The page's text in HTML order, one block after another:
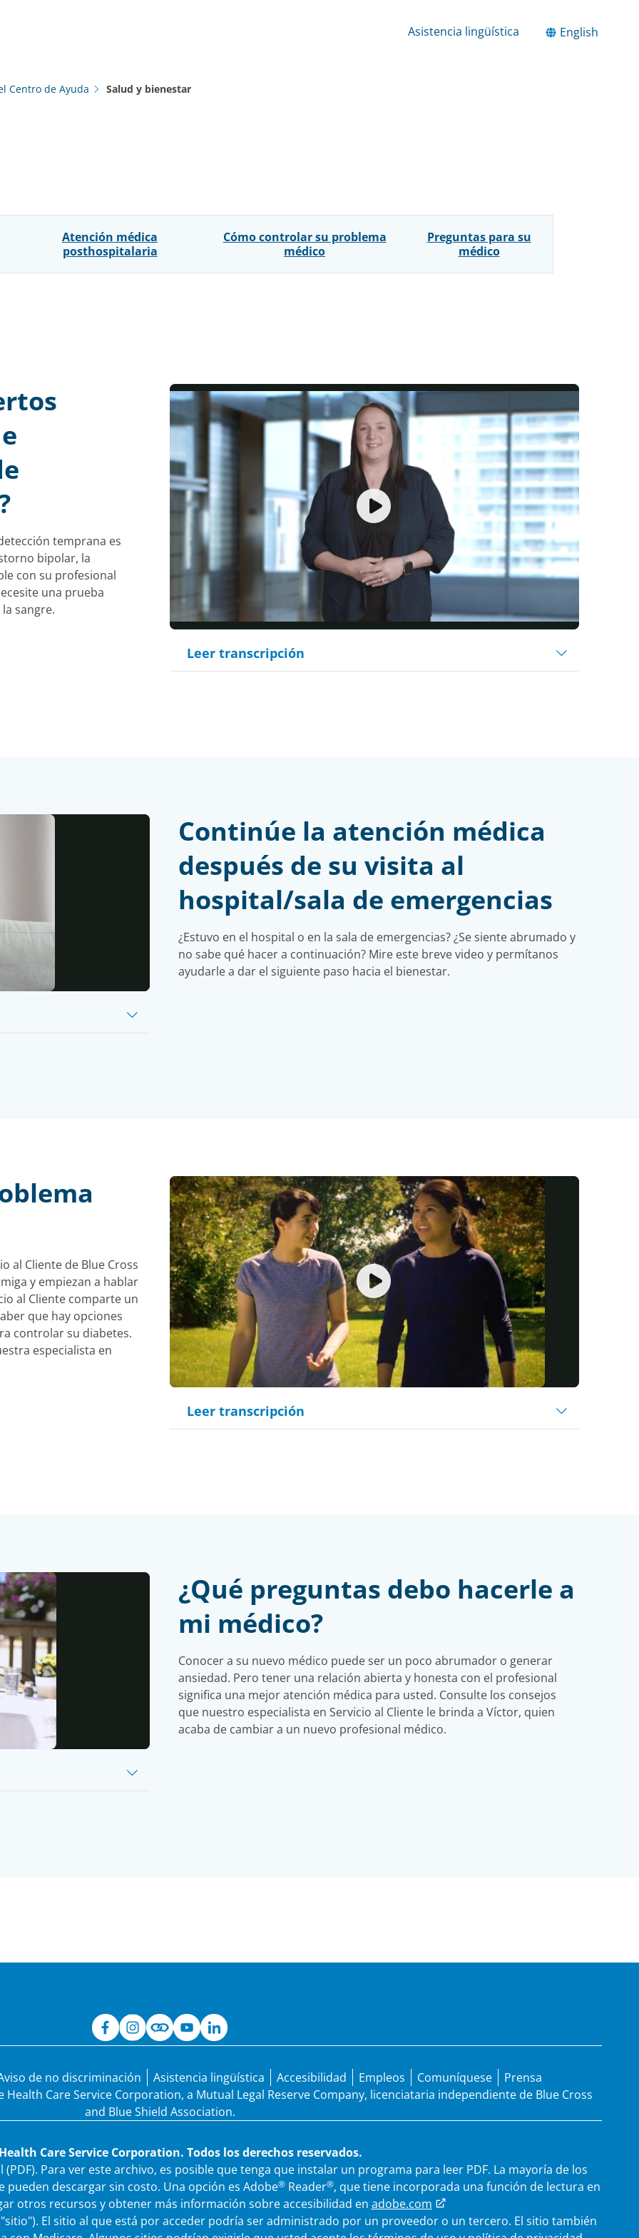
Asistencia lingüística English
Centro de Ayuda Salud y bienestar
Atención médica
posthospitalaria
Cómo controlar su problema
médico
Preguntas para su
médico
Play
Video
Leer transcripción
temprana es
bipolar, la
con su profesional
una prueba
sangre.
Continúe la atención médica
después de su visita al
hospital/sala de emergencias
¿Estuvo en el hospital o en la sala de emergencias? ¿Se siente abrumado y
no sabe qué hacer a continuación? Mire este breve video y permítanos
ayudarle a dar el siguiente paso hacia el bienestar.
Play
Video
Leer transcripción
al Cliente de Blue Cross
y empiezan a hablar
al Cliente comparte un
que hay opciones
controlar su diabetes.
especialista en
¿Qué preguntas debo hacerle a
mi médico?
Conocer a su nuevo médico puede ser un poco abrumador o generar
ansiedad. Pero tener una relación abierta y honesta con el profesional
significa una mejor atención médica para usted. Consulte los consejos
que nuestro especialista en Servicio al Cliente le brinda a Víctor, quien
acaba de cambiar a un nuevo profesional médico.
de no discriminación Asistencia lingüística Accesibilidad Empleos Comuníquese
Prensa
Health Care Service Corporation, a Mutual Legal Reserve Company, licenciataria independiente de Blue Cross
and Blue Shield Association.
Care Service Corporation. Todos los derechos reservados.
Para ver este archivo, es posible que tenga que instalar un programa para leer PDF. La mayoría de los
descargar sin costo. Una opción es Adobe®Reader®, que tiene incorporada una función de lectura en
otros recursos y obtener más información sobre accesibilidad en adobe.com
El sitio al que está por acceder podría ser administrado por un proveedor o un tercero. El sitio también